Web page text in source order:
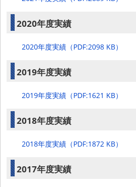
2020年度実績
2020年度実績（PDF:2098 KB）
2019年度実績
2019年度実績（PDF:1621 KB）
2018年度実績
2018年度実績（PDF:1872 KB）
2017年度実績